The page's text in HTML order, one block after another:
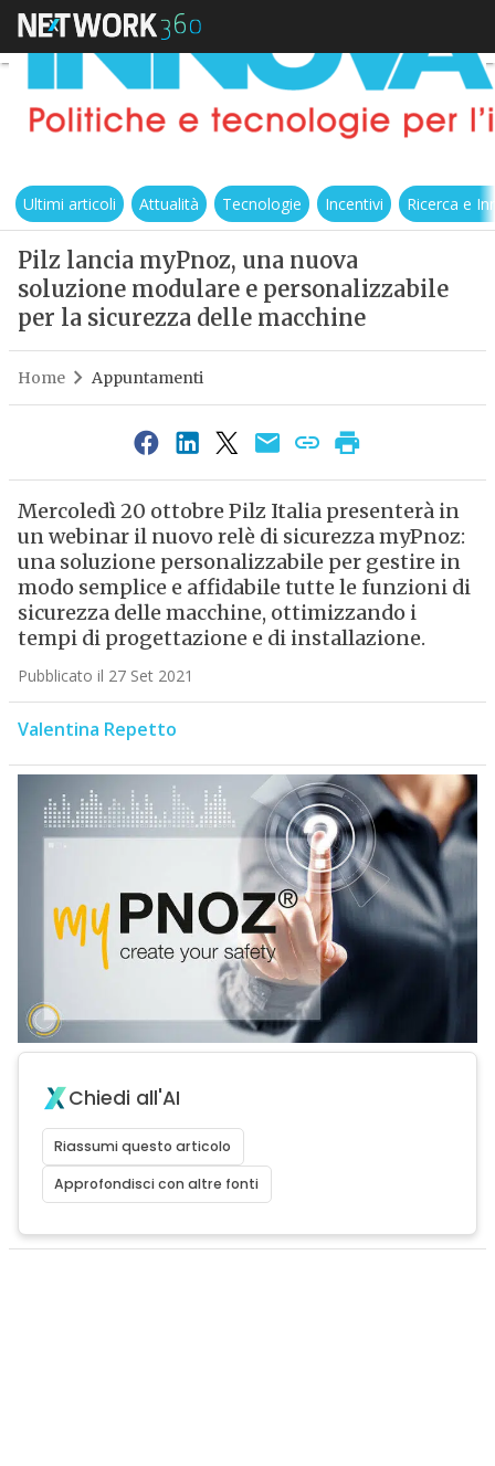
Ultimi articoli Attualità Tecnologie Incentivi Ricerca e
Pilz lancia myPnoz, una nuova
soluzione modulare e personalizzabile
per la sicurezza delle macchine
Home Appuntamenti
Mercoledì 20 ottobre Pilz Italia presenterà in
un webinar il nuovo relè di sicurezza myPnoz:
una soluzione personalizzabile per gestire in
modo semplice e affidabile tutte le funzioni di
sicurezza delle macchine, ottimizzando i
tempi di progettazione e di installazione.
Pubblicato il 27 Set 2021
Valentina Repetto
Chiedi all'AI
Riassumi questo articolo
Approfondisci con altre fonti